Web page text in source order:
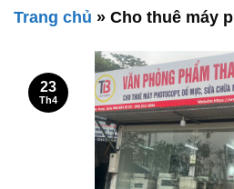
Trang chủ » Cho thuê máy
23
Th4